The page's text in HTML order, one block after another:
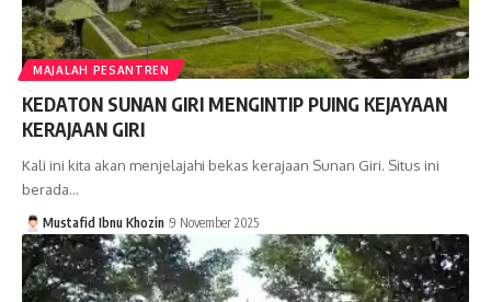
MAJALAH PESANTREN
KEDATON SUNAN GIRI MENGINTIP PUING KEJAYAAN
KERAJAAN GIRI
Kali ini kita akan menjelajahi bekas kerajaan Sunan Giri. Situs ini
berada…
Mustafid Ibnu Khozin 9 November 2025